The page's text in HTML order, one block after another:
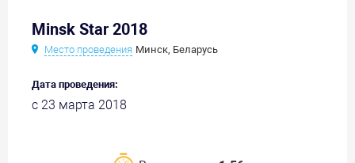
Minsk Star 2018
Место проведения Минск, Беларусь
Дата проведения:
с 23 марта 2018